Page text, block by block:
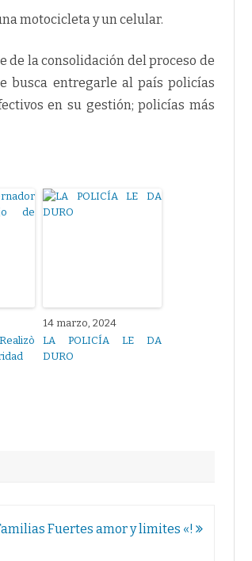
motocicleta y un celular.
de la consolidación del proceso de
busca entregarle al país policías
en su gestión; policías más
14 marzo, 2024
LA POLICÍA LE DA
DURO
Fuertes amor y limites «!